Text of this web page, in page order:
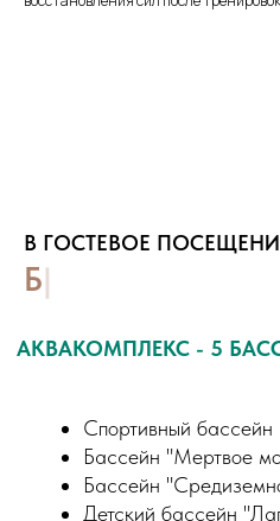
В ГОСТЕВОЕ
БАССЕЙН
Соляная баня